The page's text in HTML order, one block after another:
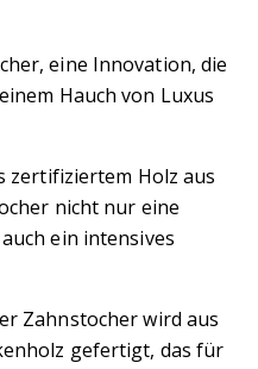
eine Innovation, die
Hauch von Luxus
zertifiziertem Holz aus
nicht nur eine
ein intensives
Zahnstocher wird aus
gefertigt, das für